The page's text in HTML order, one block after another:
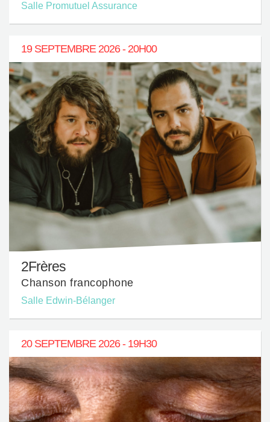
Salle Promutuel Assurance
19 SEPTEMBRE 2026 - 20H00
2Frères
Chanson francophone
Salle Edwin-Bélanger
20 SEPTEMBRE 2026 - 19H30